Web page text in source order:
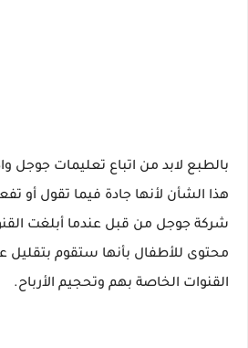
بالطبع لابد من اتباع تعليمات جوجل
هذا الشأن لأنها جادة فيما تقول أو
شركة جوجل من قبل عندما أبلغت
محتوى للأطفال بأنها ستقوم بتقليل
القنوات الخاصة بهم وتحجيم الأرباح.